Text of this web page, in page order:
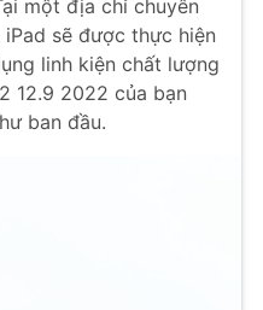
một địa chỉ chuyên
sẽ được thực hiện
linh kiện chất lượng
12.9 2022 của bạn
ban đầu.